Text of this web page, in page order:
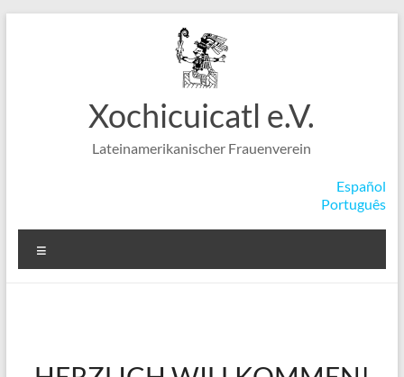
Xochicuicatl e.V.
Lateinamerikanischer Frauenverein
Español
Português